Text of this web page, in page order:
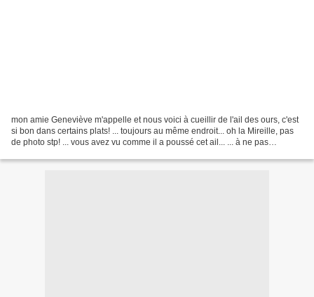
mon amie Geneviève m'appelle et nous voici à cueillir de l'ail des ours, c'est
si bon dans certains plats! ... toujours au même endroit... oh la Mireille, pas
de photo stp! ... vous avez vu comme il a poussé cet ail... ... à ne pas